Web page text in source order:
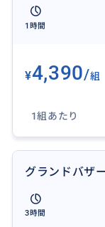
【サービスの流れ
・解る範囲で行
さい。
です）
現時点ではわか
全くのお任せプ
・現地で直接待
す。
1時間
¥4,390/組
1組あたり
グランドバザ
3時間